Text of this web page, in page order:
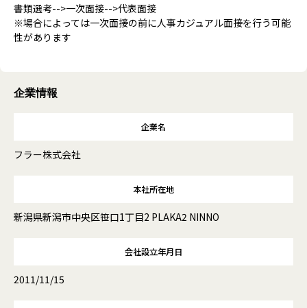
書類選考-->一次面接-->代表面接
※場合によっては一次面接の前に人事カジュアル面接を行う可能
性があります
企業情報
企業名
フラー株式会社
本社所在地
新潟県新潟市中央区笹口1丁目2 PLAKA2 NINNO
会社設立年月日
2011/11/15